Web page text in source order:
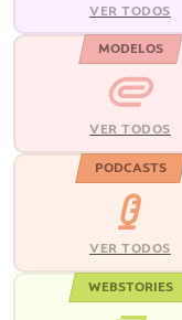
VER TODOS
MODELOS
VER TODOS
PODCASTS
VER TODOS
WEBSTORIES